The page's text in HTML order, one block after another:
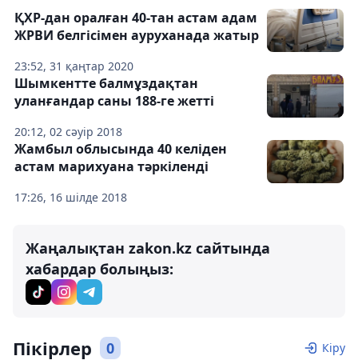
23:52, 31 қаңтар 2020
ҚХР-дан оралған 40-тан астам адам
ЖРВИ белгісімен ауруханада жатыр
20:12, 02 сәуір 2018
Шымкентте балмұздақтан
уланғандар саны 188-ге жетті
17:26, 16 шілде 2018
Жамбыл облысында 40 келіден
астам марихуана тәркіленді
Жаңалықтан zakon.kz сайтында
хабардар болыңыз:
Пікірлер 0 Кіру